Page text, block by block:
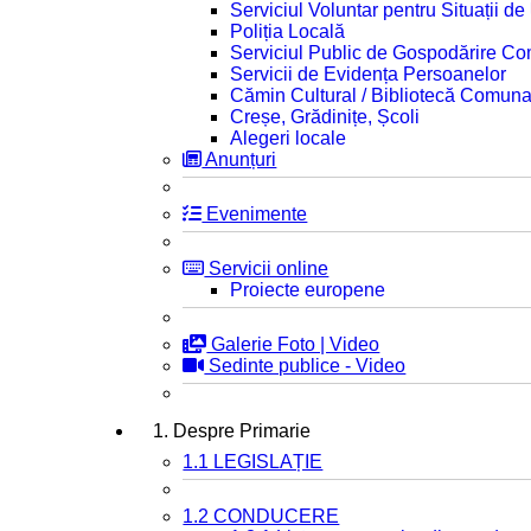
Serviciul Voluntar pentru Situații de
Poliția Locală
Serviciul Public de Gospodărire
Servicii de Evidența Persoanelor
Cămin Cultural / Bibliotecă
Creșe, Grădinițe, Școli
Alegeri locale
Anunțuri
Evenimente
Servicii online
Proiecte europene
Galerie Foto | Video
Sedinte publice - Video
1. Despre Primarie
1.1 LEGISLAȚIE
1.2 CONDUCERE